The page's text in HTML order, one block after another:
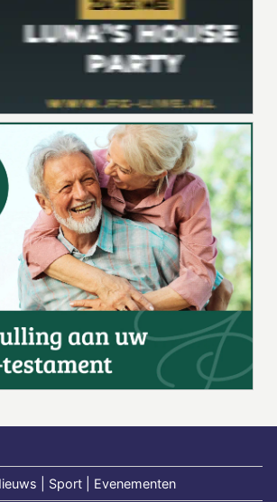
| Sport | Evenementen